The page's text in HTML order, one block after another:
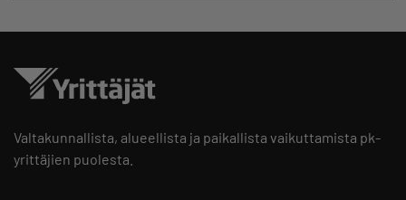
Valtakunnallista, alueellista ja paikallista vaikuttamista pk-
yrittäjien puolesta.